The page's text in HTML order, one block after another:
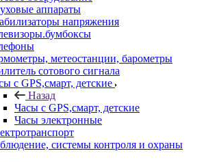
аппараты
напряжения
метеостанции, барометры
сотового сигнала
с GPS,смарт, детские
Назад
Часы с GPS,смарт, детские
Часы электронные
системы контроля и охраны